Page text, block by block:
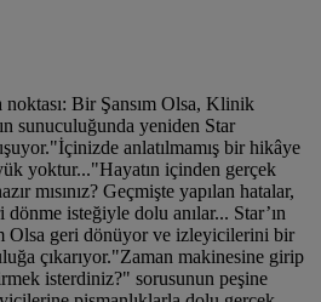
Bir Şansım Olsa, Klinik
sunuculuğunda yeniden Star
anlatılmamış bir hikâye
yoktur..."Hayatın içinden gerçek
mısınız? Geçmişte yapılan hatalar,
isteğiyle dolu anılar... Star’ın
Olsa geri dönüyor ve izleyicilerini bir
çıkarıyor."Zaman makinesine girip
isterdiniz?" sorusunun peşine